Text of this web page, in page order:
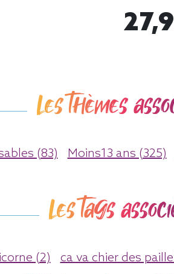
Les thèmes
(83) Moins13 ans (325)
Les tags
(2) ca va chier des